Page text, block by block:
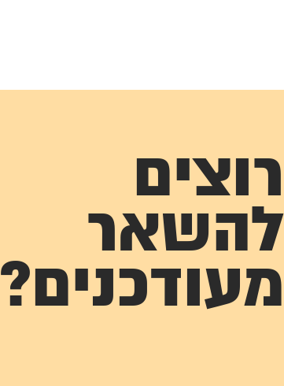
רוצים
להשאר
מעודכנים?